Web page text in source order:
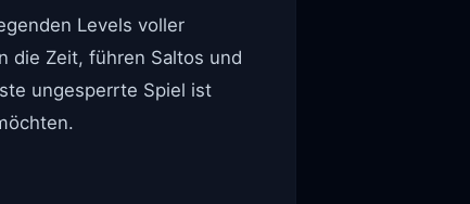
Levels voller
die Zeit, führen Saltos und
ungesperrte Spiel ist